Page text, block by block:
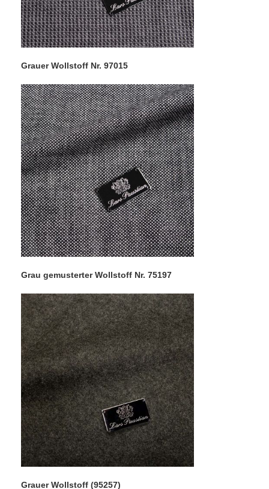
Grauer Wollstoff Nr. 97015
Grau gemusterter Wollstoff Nr. 75197
Grauer Wollstoff (95257)